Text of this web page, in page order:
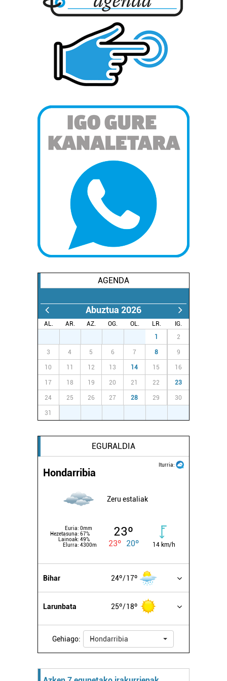
AGENDA
Abuztua 2026
AL. AR. AZ. OG. OL. LR.
IG.
1 2
3 4 5 6 7 8 9
10 11 12 13 14 15 16
17 18 19 20 21 22 23
24 25 26 27 28 29 30
31
EGURALDIA
Iturria:
Hondarribia
Zeru estaliak
Euria: 0mm
Hezetasuna: 67%
Lainoak: 49%
Elurra: 4300m
23º
23º 20º 14 km/h
Bihar 24º 17º
Larunbata 25º 18º
Gehiago: Hondarribia